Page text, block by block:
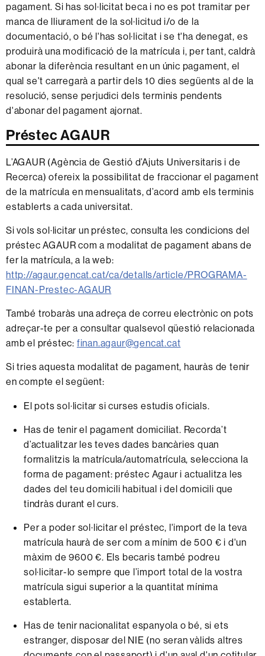
pagament. Si has sol·licitat beca i no es pot tramitar per
manca de lliurament de la sol·licitud i/o de la
documentació, o bé l'has sol·licitat i se t'ha denegat, es
produirà una modificació de la matrícula i, per tant, caldrà
abonar la diferència resultant en un únic pagament, el
qual se't carregarà a partir dels 10 dies següents al de la
resolució, sense perjudici dels terminis pendents
d'abonar del pagament ajornat.
Préstec AGAUR
L’AGAUR (Agència de Gestió d’Ajuts Universitaris i de
Recerca) ofereix la possibilitat de fraccionar el pagament
de la matrícula en mensualitats, d’acord amb els terminis
establerts a cada universitat.
Si vols sol·licitar un préstec, consulta les condicions del
préstec AGAUR com a modalitat de pagament abans de
fer la matrícula, a la web:
http://agaur.gencat.cat/ca/detalls/article/PROGRAMA-
FINAN-Prestec-AGAUR
També trobaràs una adreça de correu electrònic on pots
adreçar-te per a consultar qualsevol qüestió relacionada
amb el préstec: finan.agaur@gencat.cat
Si tries aquesta modalitat de pagament, hauràs de tenir
en compte el següent:
El pots sol·licitar si curses estudis oficials.
Has de tenir el pagament domiciliat. Recorda’t
d’actualitzar les teves dades bancàries quan
formalitzis la matrícula/automatrícula, selecciona la
forma de pagament: préstec Agaur i actualitza les
dades del teu domicili habitual i del domicili que
tindràs durant el curs.
Per a poder sol·licitar el préstec, l'import de la teva
matrícula haurà de ser com a mínim de 500 € i d'un
màxim de 9600 €. Els becaris també podreu
sol·licitar-lo sempre que l’import total de la vostra
matrícula sigui superior a la quantitat mínima
establerta.
Has de tenir nacionalitat espanyola o bé, si ets
estranger, disposar del NIE (no seran vàlids altres